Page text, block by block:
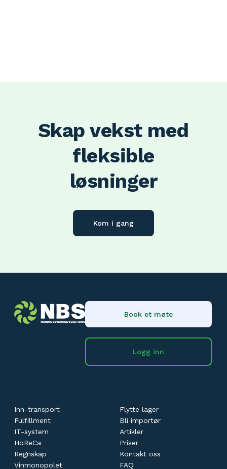
Skap vekst med
fleksible
løsninger
Kom i gang
Book et møte
Logg inn
Inn-transport
Fulfillment
IT-system
HoReCa
Regnskap
Vinmonopolet
Flytte lager
Bli importør
Artikler
Priser
Kontakt oss
FAQ